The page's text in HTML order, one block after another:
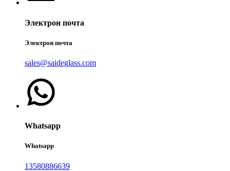
Электрон почта
Электрон почта
sales@saideglass.com
Whatsapp
Whatsapp
13580886639